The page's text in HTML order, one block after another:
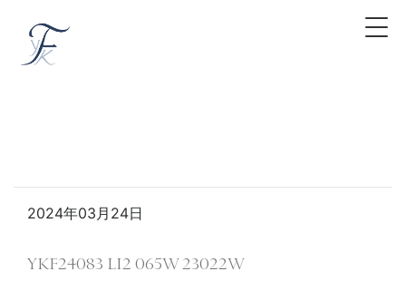
2024年03月24日
YKF24083 LI2 065W 23022W